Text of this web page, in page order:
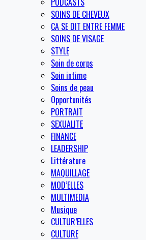
SOINS DE CHEVEUX
CA SE DIT ENTRE FEMME
SOINS DE VISAGE
STYLE
Soin de corps
Soin intime
Soins de peau
Opportunités
PORTRAIT
SEXUALITE
FINANCE
LEADERSHIP
Littérature
MAQUILLAGE
MOD’ELLES
MULTIMEDIA
Musique
CULTUR’ELLES
CULTURE